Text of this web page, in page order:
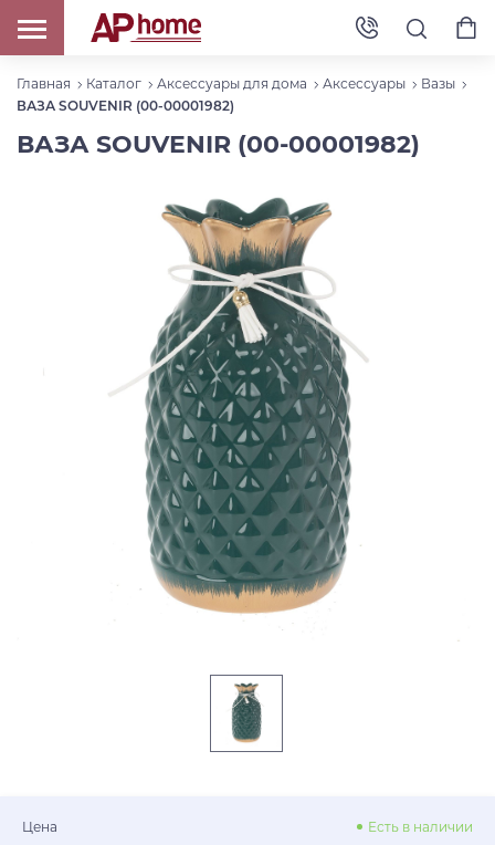
Главная Каталог Аксессуары для дома Аксессуары
Вазы
ВАЗА SOUVENIR (00-00001982)
ВАЗА SOUVENIR (00-00001982)
Цена Есть в наличии